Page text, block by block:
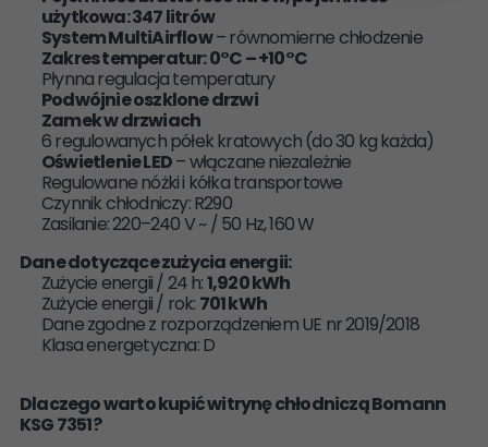
użytkowa: 347 litrów
System MultiAirflow– równomierne chłodzenie
Zakres temperatur: 0°C – +10°C
Płynna regulacja temperatury
Podwójnie oszklone drzwi
Zamek w drzwiach
6 regulowanych półek kratowych (do 30 kg każda)
Oświetlenie LED– włączane niezależnie
Regulowane nóżki i kółka transportowe
Czynnik chłodniczy: R290
Zasilanie: 220–240 V ~ / 50 Hz, 160 W
Dane dotyczące zużycia energii:
Zużycie energii / 24 h:1,920 kWh
Zużycie energii / rok: 701 kWh
Dane zgodne z rozporządzeniem UE nr 2019/2018
Klasa energetyczna: D
Dlaczego warto kupić witrynę chłodniczą Bomann
KSG 7351?